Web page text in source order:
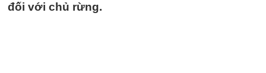
đối với chủ rừng.